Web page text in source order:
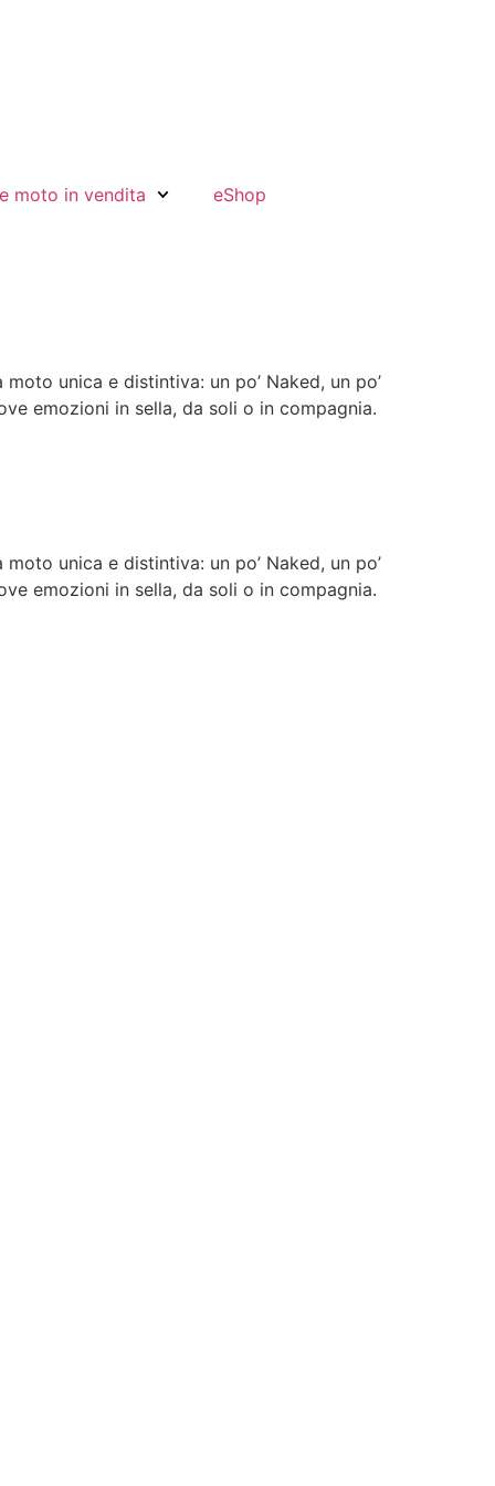
moto in vendita eShop
unica e distintiva: un po’ Naked, un po’
emozioni in sella, da soli o in compagnia.
unica e distintiva: un po’ Naked, un po’
emozioni in sella, da soli o in compagnia.